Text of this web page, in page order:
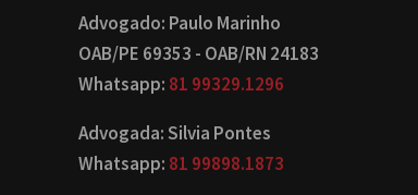
Advogado: Paulo Marinho
OAB/PE 69353 - OAB/RN 24183
Whatsapp: 81 99329.1296
Advogada: Silvia Pontes
Whatsapp: 81 99898.1873